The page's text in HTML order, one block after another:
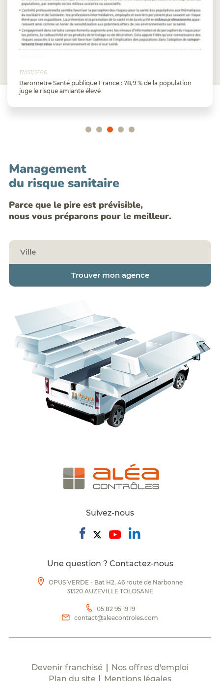
publique France : 78,9 % de la population
élevé
Directive
Management
du risque sanitaire
Parce que le pire est prévisible,
nous vous préparons pour le meilleur.
Trouver mon agence
Suivez-nous
Une question ? Contactez-nous
OPUS VERDE - Bat H2, 46 route de Narbonne
31320 AUZEVILLE TOLOSANE
05 82 95 19 19
contact@aleacontroles.com
Devenir franchisé
Nos offres d'emploi
Plan du site
Mentions légales